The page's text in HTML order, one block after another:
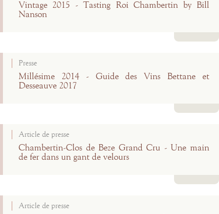
Vintage 2015 - Tasting Roi Chambertin by Bill
Nanson
Presse
Millésime 2014 - Guide des Vins Bettane et
Desseauve 2017
Article de presse
Chambertin-Clos de Beze Grand Cru - Une main
de fer dans un gant de velours
Article de presse